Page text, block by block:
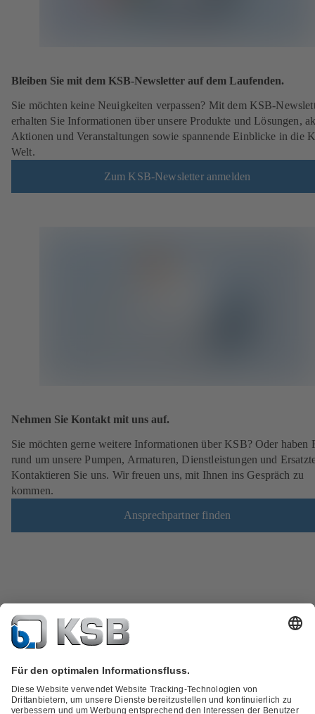
Bleiben Sie mit dem KSB-Newsletter auf dem Laufenden.
Sie möchten keine Neuigkeiten verpassen? Mit dem KSB-
erhalten Sie Informationen über unsere Produkte und Lösungen,
Aktionen und Veranstaltungen sowie spannende Einblicke in die
Welt.
Zum KSB-Newsletter anmelden
Nehmen Sie Kontakt mit uns auf.
Sie möchten gerne weitere Informationen über KSB? Oder haben
rund um unsere Pumpen, Armaturen, Dienstleistungen und
Kontaktieren Sie uns. Wir freuen uns, mit Ihnen ins Gespräch zu
kommen.
Ansprechpartner finden